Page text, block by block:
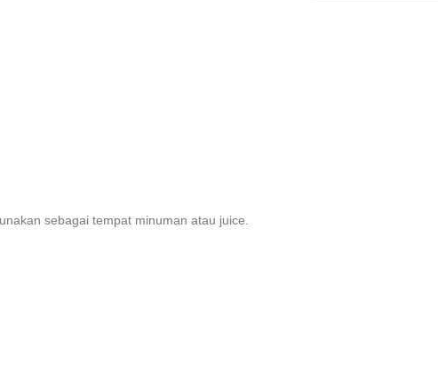
sebagai tempat minuman atau juice.